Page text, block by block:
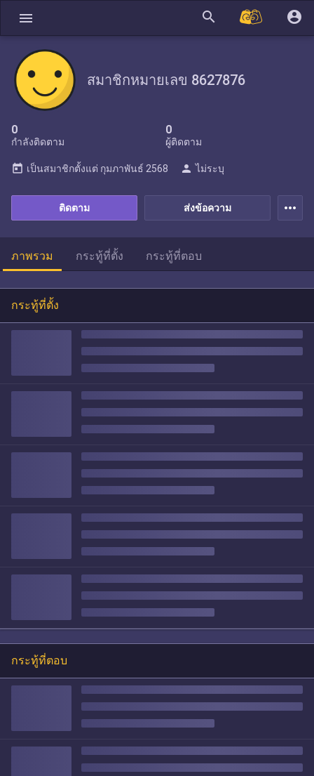
menu search account_circle
สมาชิกหมายเลข 8627876
0
กำลังติดตาม
0
ผู้ติดตาม
ส่งข้อความ
ติดตาม
today เป็นสมาชิกตั้งแต่ กุมภาพันธ์ 2568 person ไม่ระบุ
more_horiz
ภาพรวม กระทู้ที่ตั้ง กระทู้ที่ตอบ
กระทู้ที่ตั้ง
กระทู้ที่ตอบ